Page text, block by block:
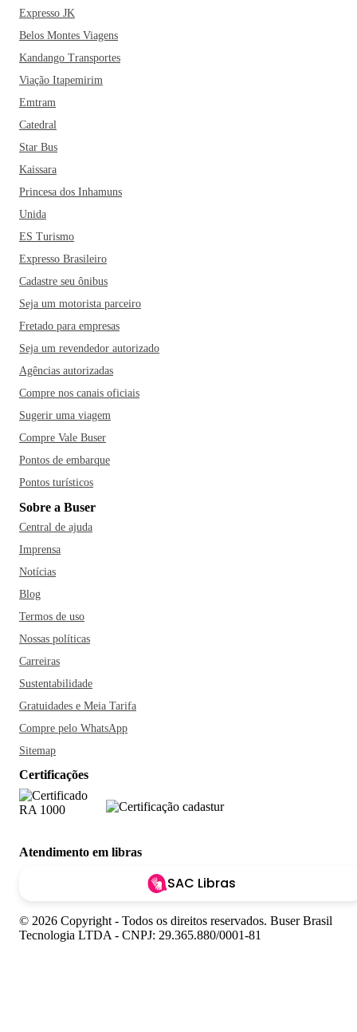
Expresso JK
Belos Montes Viagens
Kandango Transportes
Viação Itapemirim
Emtram
Catedral
Star Bus
Kaissara
Princesa dos Inhamuns
Unida
ES Turismo
Expresso Brasileiro
Cadastre seu ônibus
Seja um motorista parceiro
Fretado para empresas
Seja um revendedor autorizado
Agências autorizadas
Compre nos canais oficiais
Sugerir uma viagem
Compre Vale Buser
Pontos de embarque
Pontos turísticos
Sobre a Buser
Central de ajuda
Imprensa
Notícias
Blog
Termos de uso
Nossas políticas
Carreiras
Sustentabilidade
Gratuidades e Meia Tarifa
Compre pelo WhatsApp
Sitemap
Certificações
Atendimento em libras
SAC Libras
© 2026 Copyright - Todos os direitos reservados. Buser Brasil
Tecnologia LTDA - CNPJ: 29.365.880/0001-81